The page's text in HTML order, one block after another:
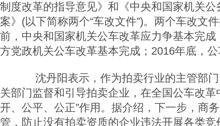
制度改革的指导意见》和《中央和国家机关
案》(以下简称两个“车改文件”)。两个车改文
前，中央和国家机关公车改革应力争基本完成
方党政机关公车改革基本完成；2016年底，
沈丹阳表示，作为拍卖行业的主管部门
关部门监督和引导拍卖企业，在全国公车改革
开、公平、公正”作用。据介绍，下一步，商
管，防止没有拍卖资质的企业违法开展各类